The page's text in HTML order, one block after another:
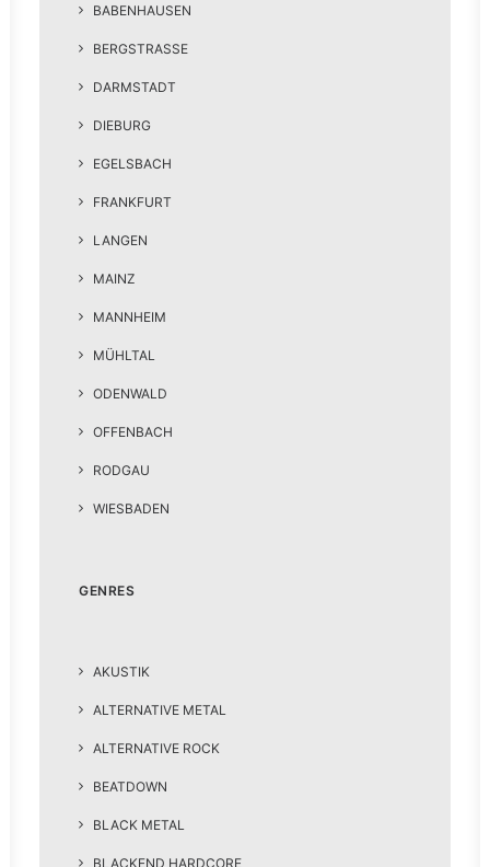
BABENHAUSEN
BERGSTRASSE
DARMSTADT
DIEBURG
EGELSBACH
FRANKFURT
LANGEN
MAINZ
MANNHEIM
MÜHLTAL
ODENWALD
OFFENBACH
RODGAU
WIESBADEN
GENRES
AKUSTIK
ALTERNATIVE METAL
ALTERNATIVE ROCK
BEATDOWN
BLACK METAL
BLACKEND HARDCORE